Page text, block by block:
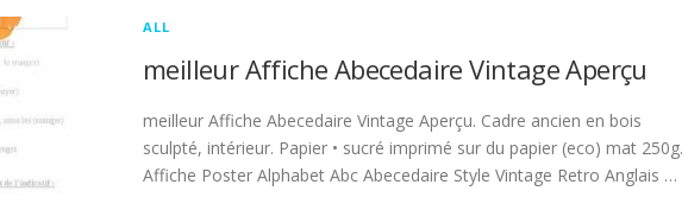
ALL
meilleur Affiche Abecedaire Vintage Aperçu
meilleur Affiche Abecedaire Vintage Aperçu. Cadre ancien en bois
sculpté, intérieur. Papier • sucré imprimé sur du papier (eco) mat 250g.
Affiche Poster Alphabet Abc Abecedaire Style Vintage Retro Anglais …